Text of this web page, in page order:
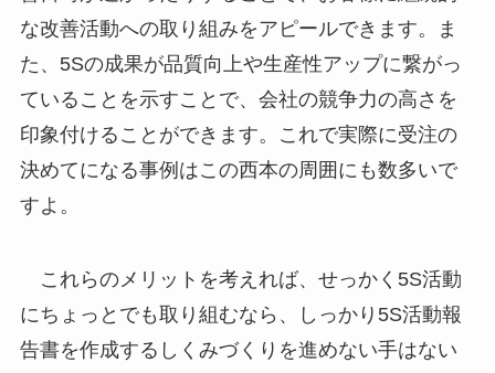
な改善活動への取り組みをアピールできます。ま
た、5Sの成果が品質向上や生産性アップに繋がっ
ていることを示すことで、会社の競争力の高さを
印象付けることができます。これで実際に受注の
決めてになる事例はこの西本の周囲にも数多いで
すよ。
これらのメリットを考えれば、せっかく5S活動
にちょっとでも取り組むなら、しっかり5S活動報
告書を作成するしくみづくりを進めない手はない